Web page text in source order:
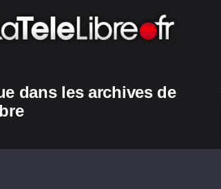
dans les archives de